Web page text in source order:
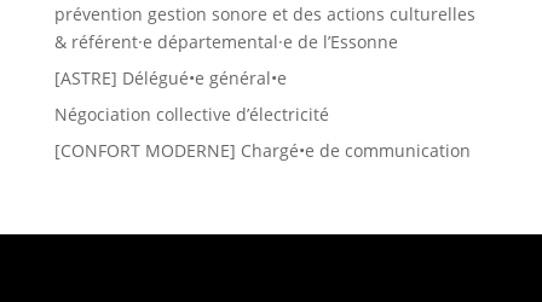
prévention gestion sonore et des actions culturelles
& référent·e départemental·e de l’Essonne
[ASTRE] Délégué•e général•e
Négociation collective d’électricité
[CONFORT MODERNE] Chargé•e de communication